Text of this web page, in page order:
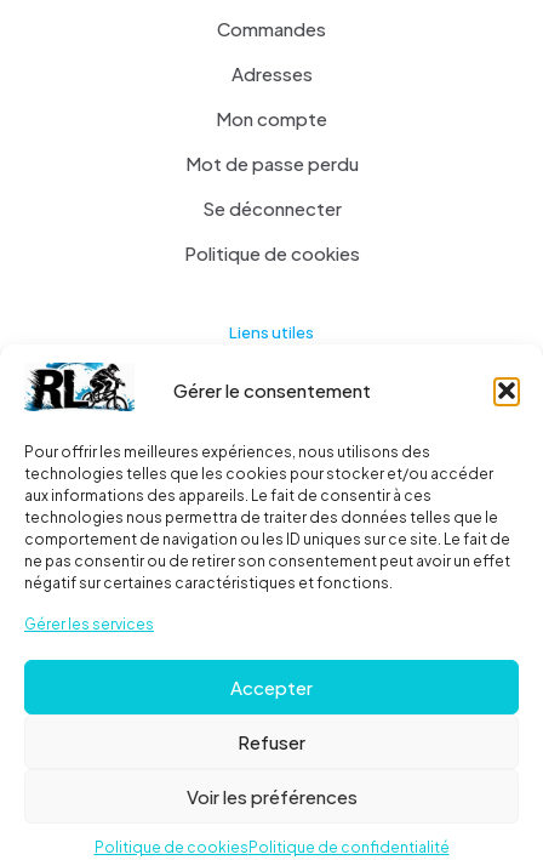
Gérer le consentement
Pour offrir les meilleures expériences, nous utilisons des
technologies telles que les cookies pour stocker et/ou accéder
aux informations des appareils. Le fait de consentir à ces
technologies nous permettra de traiter des données telles que le
comportement de navigation ou les ID uniques sur ce site. Le fait de
ne pas consentir ou de retirer son consentement peut avoir un effet
négatif sur certaines caractéristiques et fonctions.
Gérer les services
Accepter
Refuser
Voir les préférences
Politique de cookies Politique de confidentialité
Commandes
Adresses
Mon compte
Mot de passe perdu
Se déconnecter
Politique de cookies
Liens utiles
Actualités
A propos
Contact
Ma liste
FAQ
Roues libres| Tous droits réservés |